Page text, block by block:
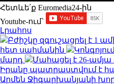
Հետևե՛ք Euromedia24-ին
Youtube-ում`
Լրահոս
Բժիշկը զգուշացրել է 1
հետ սահմանին
մարդ
Մահացել է 26-
Իրանը պատրաստվում է
Արմեն Ջիգարխանյանի